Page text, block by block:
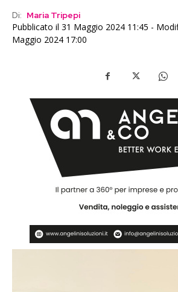
Di: Maria Tripepi
Pubblicato il 31 Maggio 2024 11:45 -
Maggio 2024 17:00